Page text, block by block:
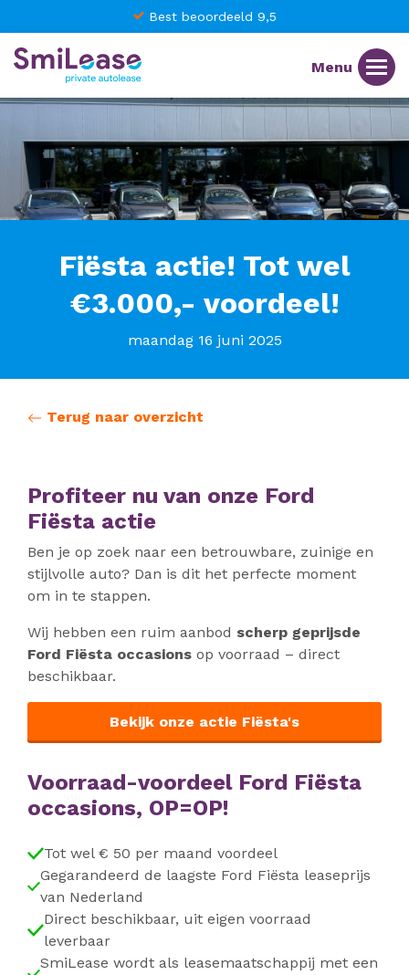
Best beoordeeld 9,5
Fiësta actie! Tot wel
€3.000,- voordeel!
maandag 16 juni 2025
Terug naar overzicht
Profiteer nu van onze Ford
Fiësta actie
Ben je op zoek naar een betrouwbare, zuinige en
stijlvolle auto? Dan is dit het perfecte moment
om in te stappen.
Wij hebben een ruim aanbod scherp geprijsde
Ford Fiësta occasions op voorraad – direct
beschikbaar.
Bekijk onze actie Fiësta's
Voorraad-voordeel Ford Fiësta
occasions, OP=OP!
Tot wel € 50 per maand voordeel
Gegarandeerd de laagste Ford Fiësta leaseprijs
van Nederland
Direct beschikbaar, uit eigen voorraad
leverbaar
SmiLease wordt als leasemaatschappij met een